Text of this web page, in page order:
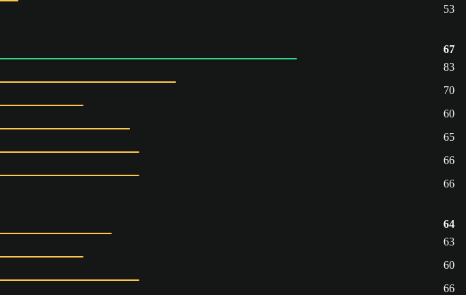
53
67
83
70
60
65
66
66
64
63
60
66